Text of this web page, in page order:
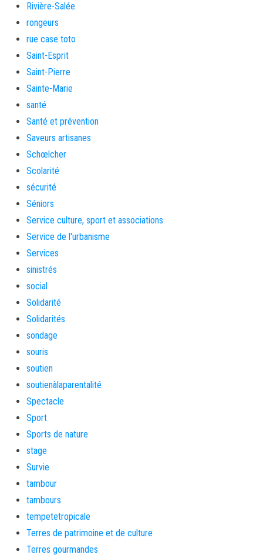
Rivière-Salée
rongeurs
rue case toto
Saint-Esprit
Saint-Pierre
Sainte-Marie
santé
Santé et prévention
Saveurs artisanes
Schœlcher
Scolarité
sécurité
Séniors
Service culture, sport et associations
Service de l'urbanisme
Services
sinistrés
social
Solidarité
Solidarités
sondage
souris
soutien
soutienàlaparentalité
Spectacle
Sport
Sports de nature
stage
Survie
tambour
tambours
tempetetropicale
Terres de patrimoine et de culture
Terres gourmandes